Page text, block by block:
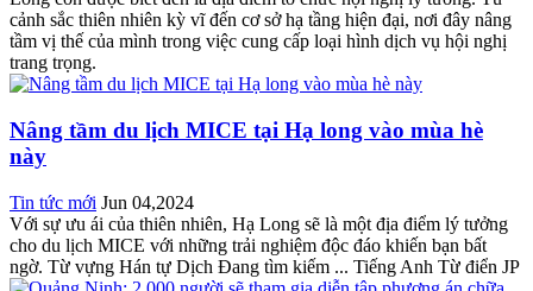
cảnh sắc thiên nhiên kỳ vĩ đến cơ sở hạ tầng hiện đại, nơi đây nâng
tầm vị thế của mình trong việc cung cấp loại hình dịch vụ hội nghị
trang trọng.
Nâng tầm du lịch MICE tại Hạ long vào mùa hè
này
Tin tức mới Jun 04,2024
Với sự ưu ái của thiên nhiên, Hạ Long sẽ là một địa điểm lý tưởng
cho du lịch MICE với những trải nghiệm độc đáo khiến bạn bất
ngờ. Từ vựng Hán tự Dịch Đang tìm kiếm ... Tiếng Anh Từ điển JP